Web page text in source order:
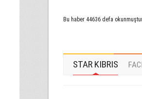
Bu haber 44636 defa
STAR KIBRIS